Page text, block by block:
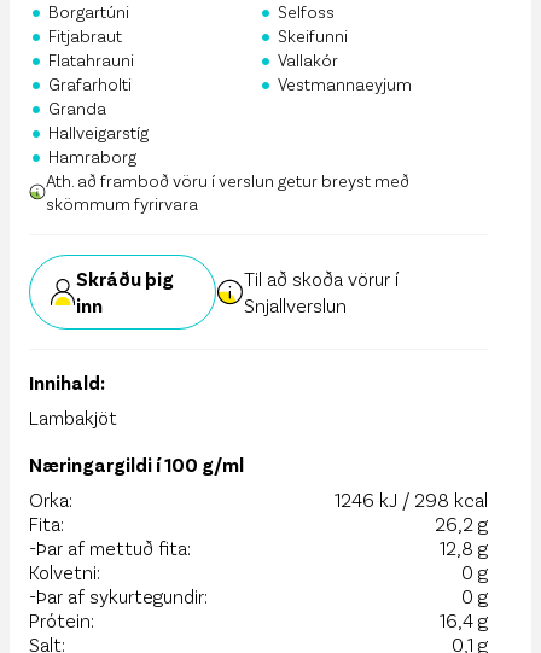
Borgartúni
• Fitjabraut
• Flatahrauni
• Grafarholti
• Granda
• Hallveigarstíg
• Hamraborg
Selfoss
• Skeifunni
• Vallakór
• Vestmannaeyjum
Ath. að framboð vöru í verslun getur breyst með
skömmum fyrirvara
Skráðu þig
inn
Til að skoða vörur í
Snjallverslun
Innihald:
Lambakjöt
Næringargildi í 100 g/ml
Orka:
1246 kJ / 298 kcal
Fita:
26,2 g
-Þar af mettuð fita:
12,8 g
Kolvetni:
0 g
-Þar af sykurtegundir:
0 g
Prótein:
16,4 g
Salt:
0,1 g